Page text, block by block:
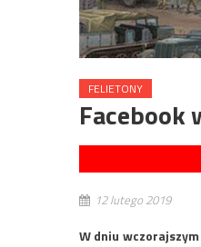
FELIETONY
Facebook
12 lutego 2019
W dniu